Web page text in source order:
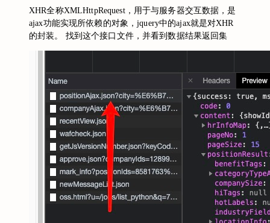
XHR全称XMLHttpRequest，用于与服务器交互数据，是
ajax功能实现所依赖的对象，jquery中的ajax就是对XHR
的封装。 找到这个接口文件，并看到数据结果返回集